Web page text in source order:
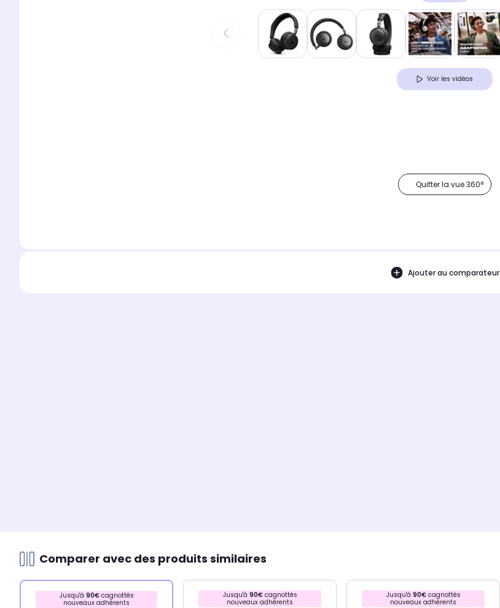
Voir les vidéos
Quitter la vue 360°
Ajouter au comparateur
Comparer avec des produits similaires
Jusqu'à 90€cagnottés
nouveaux adhérents
Jusqu'à 90€cagnottés
nouveaux adhérents
Jusqu'à 90€cagnottés
nouveaux adhérents